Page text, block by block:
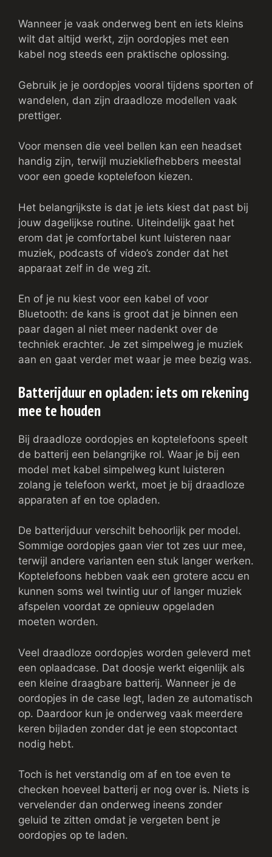
Wanneer je vaak onderweg bent en iets kleins
wilt dat altijd werkt, zijn oordopjes met een
kabel nog steeds een praktische oplossing.
Gebruik je je oordopjes vooral tijdens sporten of
wandelen, dan zijn draadloze modellen vaak
prettiger.
Voor mensen die veel bellen kan een headset
handig zijn, terwijl muziekliefhebbers meestal
voor een goede koptelefoon kiezen.
Het belangrijkste is dat je iets kiest dat past bij
jouw dagelijkse routine. Uiteindelijk gaat het
erom dat je comfortabel kunt luisteren naar
muziek, podcasts of video’s zonder dat het
apparaat zelf in de weg zit.
En of je nu kiest voor een kabel of voor
Bluetooth: de kans is groot dat je binnen een
paar dagen al niet meer nadenkt over de
techniek erachter. Je zet simpelweg je muziek
aan en gaat verder met waar je mee bezig was.
Batterijduur en opladen: iets om rekening
mee te houden
Bij draadloze oordopjes en koptelefoons speelt
de batterij een belangrijke rol. Waar je bij een
model met kabel simpelweg kunt luisteren
zolang je telefoon werkt, moet je bij draadloze
apparaten af en toe opladen.
De batterijduur verschilt behoorlijk per model.
Sommige oordopjes gaan vier tot zes uur mee,
terwijl andere varianten een stuk langer werken.
Koptelefoons hebben vaak een grotere accu en
kunnen soms wel twintig uur of langer muziek
afspelen voordat ze opnieuw opgeladen
moeten worden.
Veel draadloze oordopjes worden geleverd met
een oplaadcase. Dat doosje werkt eigenlijk als
een kleine draagbare batterij. Wanneer je de
oordopjes in de case legt, laden ze automatisch
op. Daardoor kun je onderweg vaak meerdere
keren bijladen zonder dat je een stopcontact
nodig hebt.
Toch is het verstandig om af en toe even te
checken hoeveel batterij er nog over is. Niets is
vervelender dan onderweg ineens zonder
geluid te zitten omdat je vergeten bent je
oordopjes op te laden.